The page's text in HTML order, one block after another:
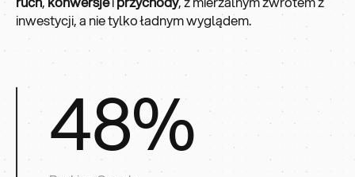
inwestycji, a nie tylko ładnym wyglądem.
48%